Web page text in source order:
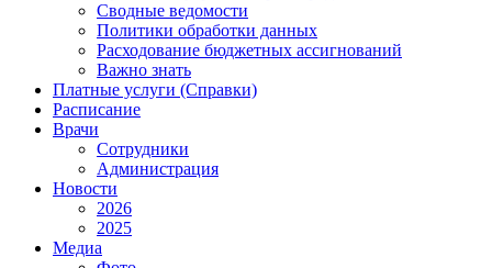
Сводные ведомости
Политики обработки данных
Расходование бюджетных ассигнований
Важно знать
Платные услуги (Справки)
Расписание
Врачи
Сотрудники
Администрация
Новости
2026
2025
Медиа